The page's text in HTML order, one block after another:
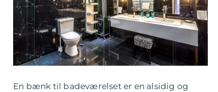
En bænk til badeværelset er en alsidig og